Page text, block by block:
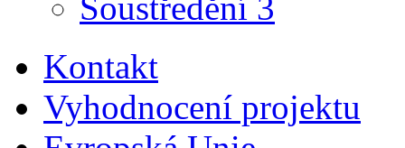
Kontakt
Vyhodnocení projektu